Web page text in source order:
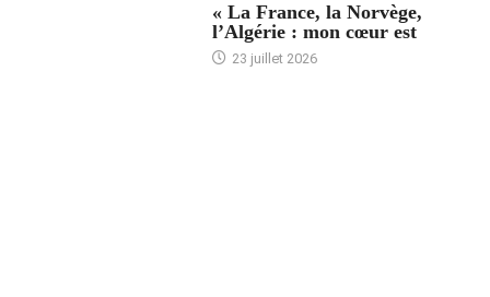
« La France, la Norvège,
l’Algérie : mon cœur est
23 juillet 2026